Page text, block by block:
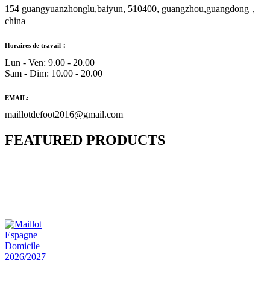
154 guangyuanzhonglu,baiyun, 510400, guangzhou,guangdong，
china
Horaires de travail：
Lun - Ven: 9.00 - 20.00
Sam - Dim: 10.00 - 20.00
EMAIL:
maillotdefoot2016@gmail.com
FEATURED PRODUCTS